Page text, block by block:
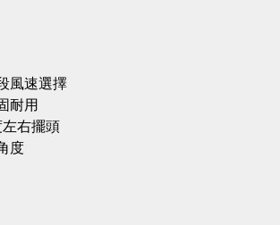
風速選擇
耐用
左右擺頭
度